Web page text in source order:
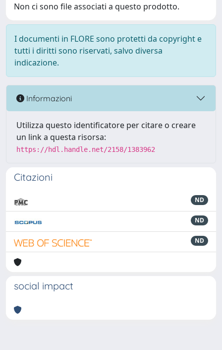
Non ci sono file associati a questo prodotto.
I documenti in FLORE sono protetti da copyright e
tutti i diritti sono riservati, salvo diversa
indicazione.
Informazioni
Utilizza questo identificatore per citare o creare
un link a questa risorsa:
https://hdl.handle.net/2158/1383962
Citazioni
ND
ND
ND
social impact